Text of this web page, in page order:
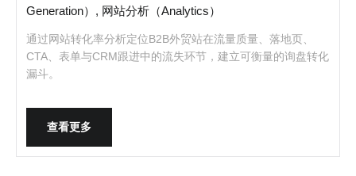
Generation）, 网站分析（Analytics）
通过网站转化率分析定位B2B外贸站在流量质量、落地页、
CTA、表单与CRM跟进中的流失环节，建立可衡量的询盘转化
漏斗。
查看更多